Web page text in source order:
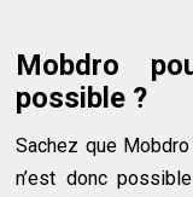
Mobdro
possible ?
Sachez que
n’est donc